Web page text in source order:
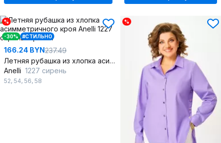
%
-30% #СТИЛЬНО
166.24 BYN237.49
Летняя рубашка из хлопка асимметричного кроя
Anelli 1227 сирень
52, 54, 56, 58
%